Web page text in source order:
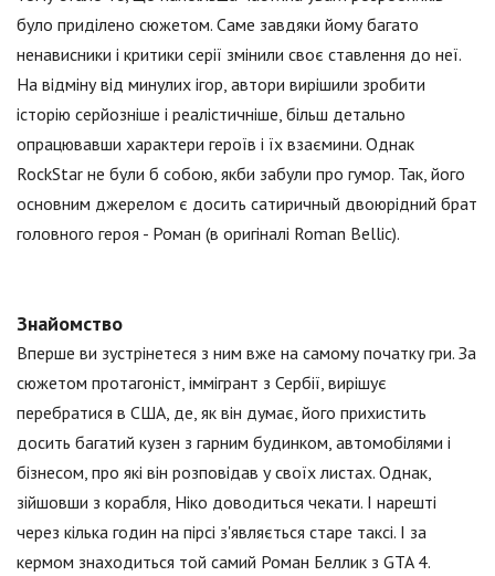
було приділено сюжетом. Саме завдяки йому багато
ненависники і критики серії змінили своє ставлення до неї.
На відміну від минулих ігор, автори вирішили зробити
історію серйозніше і реалістичніше, більш детально
опрацювавши характери героїв і їх взаємини. Однак
RockStar не були б собою, якби забули про гумор. Так, його
основним джерелом є досить сатиричный двоюрідний брат
головного героя - Роман (в оригіналі Roman Bellic).
Знайомство
Вперше ви зустрінетеся з ним вже на самому початку гри. За
сюжетом протагоніст, іммігрант з Сербії, вирішує
перебратися в США, де, як він думає, його прихистить
досить багатий кузен з гарним будинком, автомобілями і
бізнесом, про які він розповідав у своїх листах. Однак,
зійшовши з корабля, Ніко доводиться чекати. І нарешті
через кілька годин на пірсі з'являється старе таксі. І за
кермом знаходиться той самий Роман Беллик з GTA 4.